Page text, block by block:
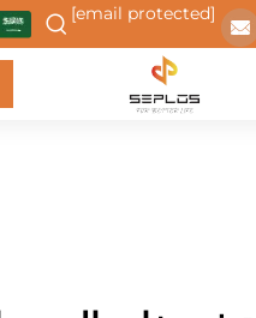
[email protected]